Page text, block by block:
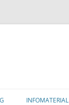
Inhalt
INFOMATERIAL